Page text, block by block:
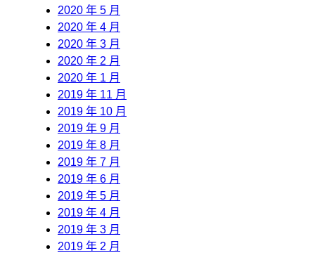
2020 年 5 月
2020 年 4 月
2020 年 3 月
2020 年 2 月
2020 年 1 月
2019 年 11 月
2019 年 10 月
2019 年 9 月
2019 年 8 月
2019 年 7 月
2019 年 6 月
2019 年 5 月
2019 年 4 月
2019 年 3 月
2019 年 2 月